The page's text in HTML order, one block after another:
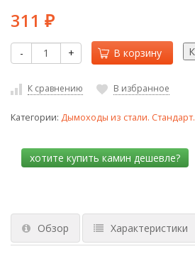
311 ₽
- + В корзину
К сравнению В избранное
Категории: Дымоходы из стали. Стандарт.
Обзор Характеристики